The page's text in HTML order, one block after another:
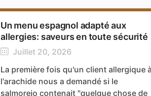
Un menu espagnol adapté aux
allergies: saveurs en toute sécurité
Juillet 20, 2026
La première fois qu'un client allergique
l'arachide nous a demandé si le
salmorejo contenait "quelque chose de